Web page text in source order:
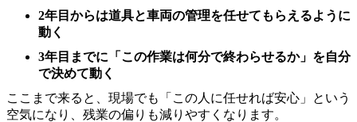
2年目からは道具と車両の管理を任せてもらえるように
動く
3年目までに「この作業は何分で終わらせるか」を自分
で決めて動く
ここまで来ると、現場でも「この人に任せれば安心」という
空気になり、残業の偏りも減りやすくなります。